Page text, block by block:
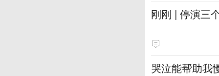
刚刚 | 停演三
哭泣能帮助我